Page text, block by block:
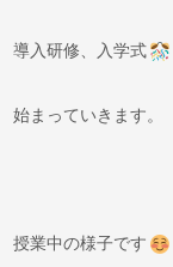
導入研修、入学式
始まっていきます。
授業中の様子です